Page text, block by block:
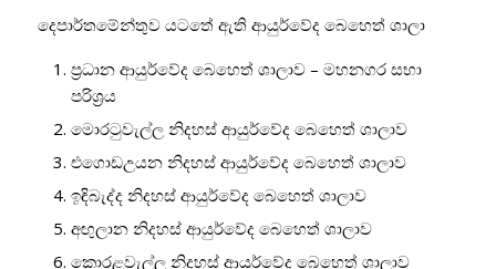
දෙපාර්තමේන්තුව යටතේ ඇති ආයුර්වේද බෙහෙත් ශාලා
ප්‍රධාන ආයුර්වේද බෙහෙත් ශාලාව – මහනගර සභා
පරිශ්‍රය
මොරටුවැල්ල නිදහස් ආයුර්වේද බෙහෙත් ශාලාව
එගොඩඋයන නිදහස් ආයුර්වේද බෙහෙත් ශාලාව
ඉඳිබැද්ද නිදහස් ආයුර්වේද බෙහෙත් ශාලාව
අඟුලාන නිදහස් ආයුර්වේද බෙහෙත් ශාලාව
කොරළවැල්ල නිදහස් ආයුර්වේද බෙහෙත් ශාලාව